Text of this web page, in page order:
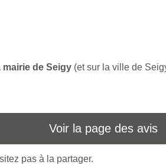
de Seigy (et sur la ville de
Voir la page des avis
pas à la partager.